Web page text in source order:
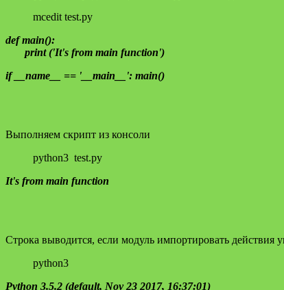
mcedit test.py
def main():
print ('It's from main function')
if __name__ == '__main__': main()
Выполняем скрипт из консоли
python3 test.py
It's from main function
Строка выводится, если модуль импортировать действия
python3
Python 3.5.2 (default, Nov 23 2017, 16:37:01)